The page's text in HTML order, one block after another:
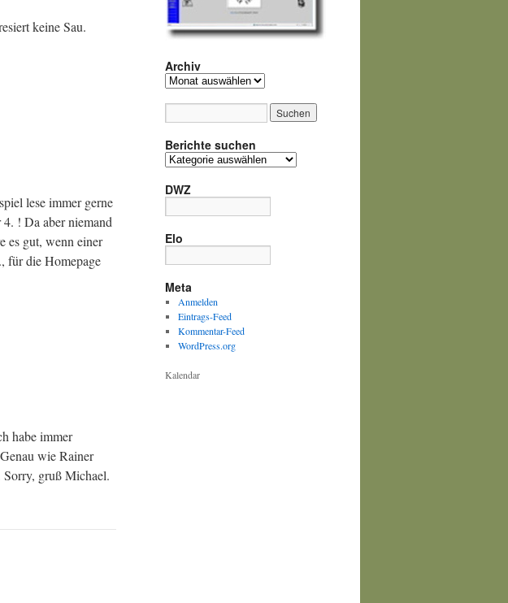
keine Sau.
lese immer gerne
! Da aber niemand
es gut, wenn einer
für die Homepage
habe immer
wie Rainer
gruß Michael.
Archiv
Archiv
Berichte suchen
Berichte
DWZ
Elo
Meta
Anmelden
Eintrags-Feed
Kommentar-Feed
WordPress.org
Kalendar